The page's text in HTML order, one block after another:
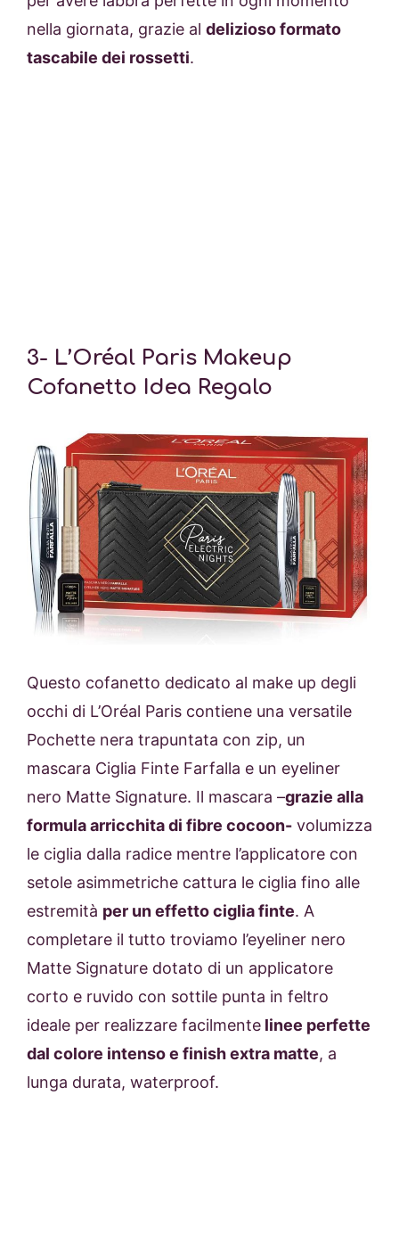
nella giornata, grazie al delizioso formato
tascabile dei rossetti.
3- L’Oréal Paris Makeup
Cofanetto Idea Regalo
Questo cofanetto dedicato al make up degli
occhi di L’Oréal Paris contiene una versatile
Pochette nera trapuntata con zip, un
mascara Ciglia Finte Farfalla e un eyeliner
nero Matte Signature. Il mascara –grazie alla
formula arricchita di fibre cocoon- volumizza
le ciglia dalla radice mentre l’applicatore con
setole asimmetriche cattura le ciglia fino alle
estremità per un effetto ciglia finte. A
completare il tutto troviamo l’eyeliner nero
Matte Signature dotato di un applicatore
corto e ruvido con sottile punta in feltro
ideale per realizzare facilmente linee perfette
dal colore intenso e finish extra matte, a
lunga durata, waterproof.